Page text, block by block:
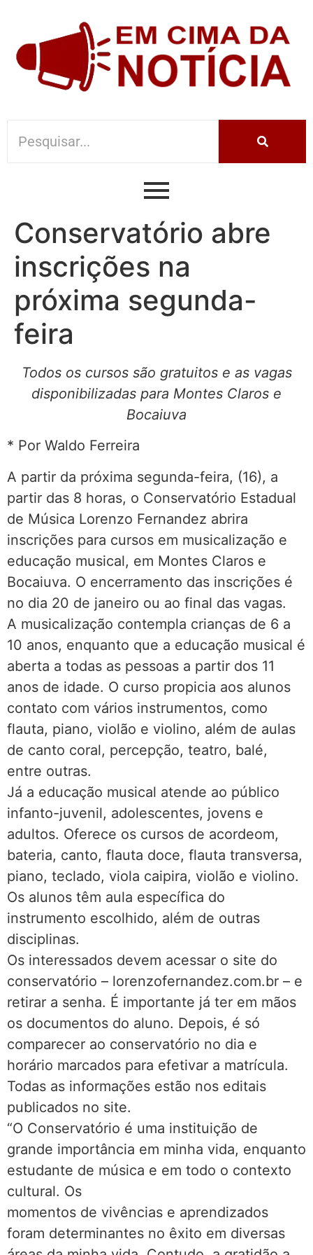
Conservatório abre
inscrições na
próxima segunda-
feira
Todos os cursos são gratuitos e as vagas
disponibilizadas para Montes Claros e
Bocaiuva
* Por Waldo Ferreira
A partir da próxima segunda-feira, (16), a
partir das 8 horas, o Conservatório Estadual
de Música Lorenzo Fernandez abrira
inscrições para cursos em musicalização e
educação musical, em Montes Claros e
Bocaiuva. O encerramento das inscrições é
no dia 20 de janeiro ou ao final das vagas.
A musicalização contempla crianças de 6 a
10 anos, enquanto que a educação musical é
aberta a todas as pessoas a partir dos 11
anos de idade. O curso propicia aos alunos
contato com vários instrumentos, como
flauta, piano, violão e violino, além de aulas
de canto coral, percepção, teatro, balé,
entre outras.
Já a educação musical atende ao público
infanto-juvenil, adolescentes, jovens e
adultos. Oferece os cursos de acordeom,
bateria, canto, flauta doce, flauta transversa,
piano, teclado, viola caipira, violão e violino.
Os alunos têm aula específica do
instrumento escolhido, além de outras
disciplinas.
Os interessados devem acessar o site do
conservatório – lorenzofernandez.com.br – e
retirar a senha. É importante já ter em mãos
os documentos do aluno. Depois, é só
comparecer ao conservatório no dia e
horário marcados para efetivar a matrícula.
Todas as informações estão nos editais
publicados no site.
“O Conservatório é uma instituição de
grande importância em minha vida, enquanto
estudante de música e em todo o contexto
cultural. Os
momentos de vivências e aprendizados
foram determinantes no êxito em diversas